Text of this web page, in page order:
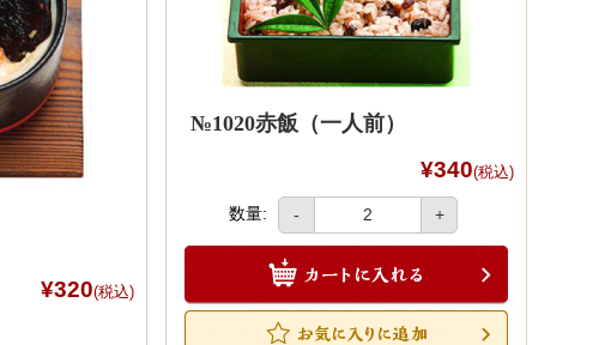
¥320(税込)
№1020赤飯（一人前）
¥340(税込)
数量: - +